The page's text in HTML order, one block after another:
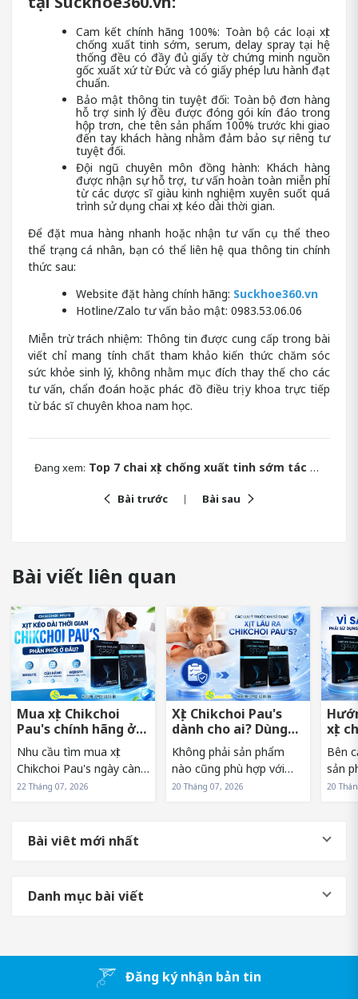
Cam kết chính hãng 100%: Toàn bộ các loại xịt
chống xuất tinh sớm, serum, delay spray tại hệ
thống đều có đầy đủ giấy tờ chứng minh nguồn
gốc xuất xứ từ Đức và có giấy phép lưu hành đạt
chuẩn.
Bảo mật thông tin tuyệt đối: Toàn bộ đơn hàng
hỗ trợ sinh lý đều được đóng gói kín đáo trong
hộp trơn, che tên sản phẩm 100% trước khi giao
đến tay khách hàng nhằm đảm bảo sự riêng tư
tuyệt đối.
Đội ngũ chuyên môn đồng hành: Khách hàng
được nhận sự hỗ trợ, tư vấn hoàn toàn miễn phí
từ các dược sĩ giàu kinh nghiệm xuyên suốt quá
trình sử dụng chai xịt kéo dài thời gian.
Để đặt mua hàng nhanh hoặc nhận tư vấn cụ thể theo
thể trạng cá nhân, bạn có thể liên hệ qua thông tin chính
thức sau:
Website đặt hàng chính hãng: Suckhoe360.vn
Hotline/Zalo tư vấn bảo mật: 0983.53.06.06
Miễn trừ trách nhiệm: Thông tin được cung cấp trong bài
viết chỉ mang tính chất tham khảo kiến thức chăm sóc
sức khỏe sinh lý, không nhằm mục đích thay thế cho các
tư vấn, chẩn đoán hoặc phác đồ điều trị y khoa trực tiếp
từ bác sĩ chuyên khoa nam học.
Đang xem: Top 7 chai xịt chống xuất tinh sớm tác dụng nhanh của Đức
Bài trước Bài sau
Bài viết liên quan
Mua xịt Chikchoi
Pau's chính hãng ở
đâu tránh hàng giả?
Nhu cầu tìm mua xịt
Chikchoi Pau's ngày càng
tăng khiến sản phẩm
nhiên, điều này cũng
22 Tháng 07, 2026
Xịt Chikchoi Pau's
dành cho ai? Dùng
có nóng rát không?
Không phải sản phẩm
nào cũng phù hợp với
mọi đối tượng. Vì vậy,
20 Tháng 07, 2026
xịt
sớm
Bên
sản
sử
và
20
Bài viêt mới nhất
Danh mục bài viết
Đăng ký nhận bản tin